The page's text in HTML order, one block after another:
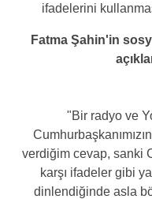
ifadelerini
Fatma Şahin'in
"Bir radyo ve
verdiğim cevap, sanki
karşı ifadeler gibi
dinlendiğinde asla